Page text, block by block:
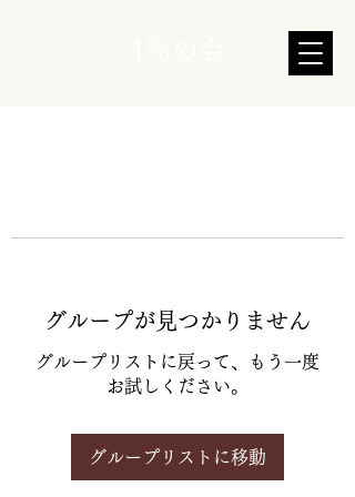
グループが見つかりません
グループリストに戻って、もう一度
お試しください。
グループリストに移動